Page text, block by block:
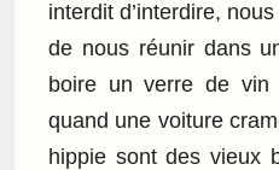
interdit d’interdire,
de nous réunir dans
boire un verre de vin
quand une voiture
hippie sont des vieux